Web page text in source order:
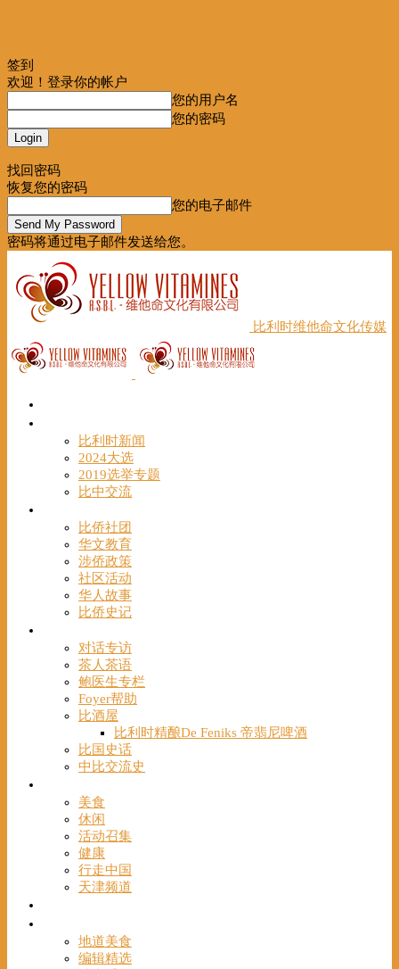
签到
欢迎！登录你的帐户
您的用户名
您的密码
找回密码
恢复您的密码
您的电子邮件
密码将通过电子邮件发送给您。
比利时维他命文化传媒
比利时新闻
2024大选
2019选举专题
比中交流
比侨社团
华文教育
涉侨政策
社区活动
华人故事
比侨史记
对话专访
茶人茶语
鲍医生专栏
Foyer帮助
比酒屋
比利时精酿De Feniks 帝翡尼啤酒
比国史话
中比交流史
美食
休闲
活动召集
健康
行走中国
天津频道
地道美食
编辑精选